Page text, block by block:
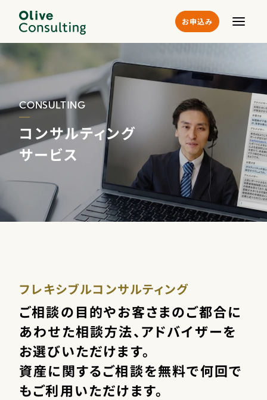
サービス・商品
サービストップ
デジタル資産運用サービス
コンサルティングサービス
Oliveラップ
お申込み方法
企業情報
資産運用コラム
お客さまサポート
お申込み メニ
CONSULTING
コンサルティング
サービス
フレキシブルコンサルティング
ご相談の目的やお客さまのご都合に
あわせた相談方法、アドバイザーを
お選びいただけます。
資産に関するご相談を無料で何回で
もご利用いただけます。